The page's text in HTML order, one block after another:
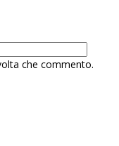
che commento.